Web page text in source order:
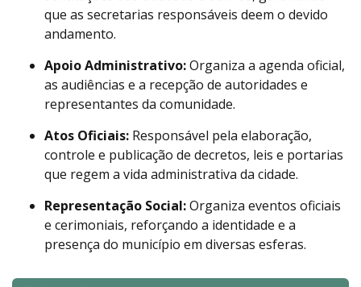
que as secretarias responsáveis deem o devido
andamento.
Apoio Administrativo:Organiza a agenda oficial,
as audiências e a recepção de autoridades e
representantes da comunidade.
Atos Oficiais: Responsável pela elaboração,
controle e publicação de decretos, leis e portarias
que regem a vida administrativa da cidade.
Representação Social:Organiza eventos oficiais
e cerimoniais, reforçando a identidade e a
presença do município em diversas esferas.